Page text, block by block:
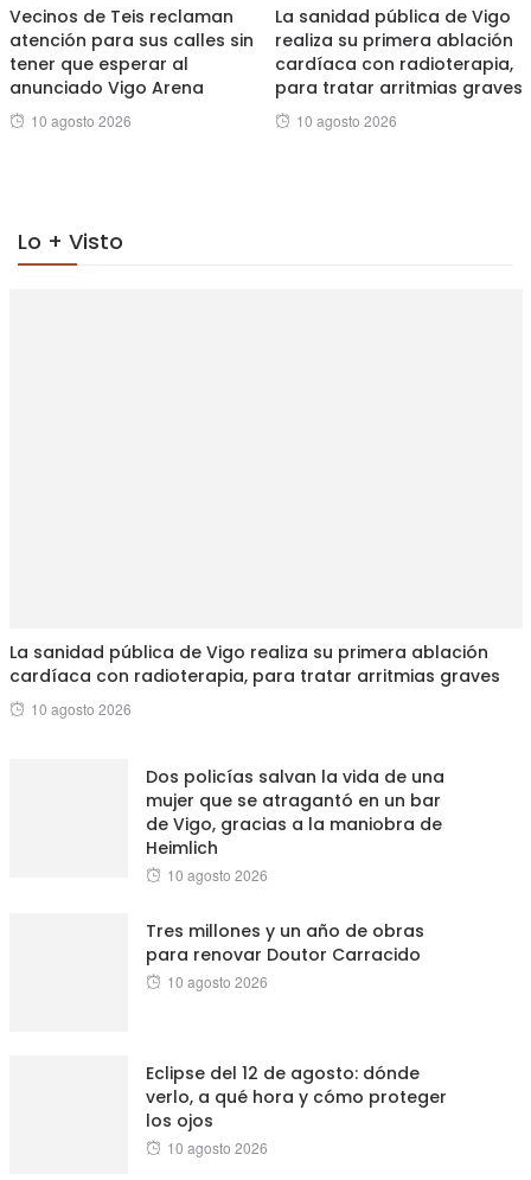
Vecinos de Teis reclaman
atención para sus calles sin
tener que esperar al
anunciado Vigo Arena
Posted
10 agosto 2026
La sanidad pública de Vigo
realiza su primera ablación
cardíaca con radioterapia,
para tratar arritmias graves
Posted
10 agosto 2026
Lo + Visto
La sanidad pública de Vigo realiza su primera ablación
cardíaca con radioterapia, para tratar arritmias graves
Posted
10 agosto 2026
Dos policías salvan la vida de una
mujer que se atragantó en un bar
de Vigo, gracias a la maniobra de
Heimlich
Posted
10 agosto 2026
Tres millones y un año de obras
para renovar Doutor Carracido
Posted
10 agosto 2026
Eclipse del 12 de agosto: dónde
verlo, a qué hora y cómo proteger
los ojos
Posted
10 agosto 2026